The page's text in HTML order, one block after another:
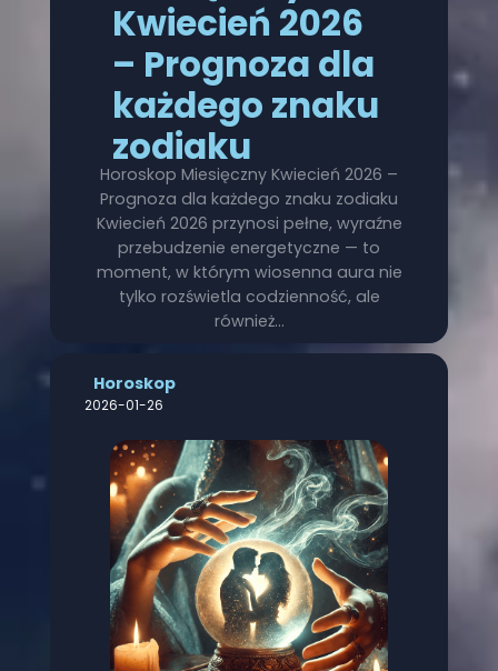
Kwiecień 2026
– Prognoza dla
każdego znaku
zodiaku
Horoskop Miesięczny Kwiecień 2026 –
Prognoza dla każdego znaku zodiaku
Kwiecień 2026 przynosi pełne, wyraźne
przebudzenie energetyczne — to
moment, w którym wiosenna aura nie
tylko rozświetla codzienność, ale
również…
Horoskop
2026-01-26